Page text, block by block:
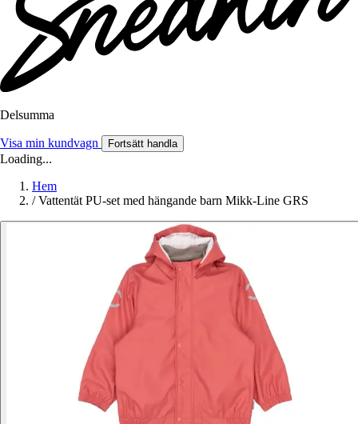
Delsumma
Visa min kundvagn Fortsätt handla
Loading...
Hem
/ Vattentät PU-set med hängande barn Mikk-Line GRS